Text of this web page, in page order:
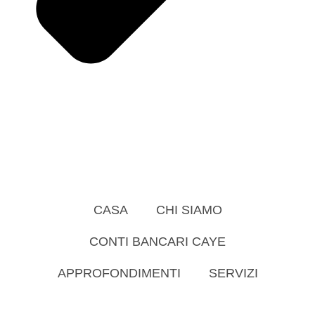
CASA CHI SIAMO
CONTI BANCARI CAYE
APPROFONDIMENTI SERVIZI